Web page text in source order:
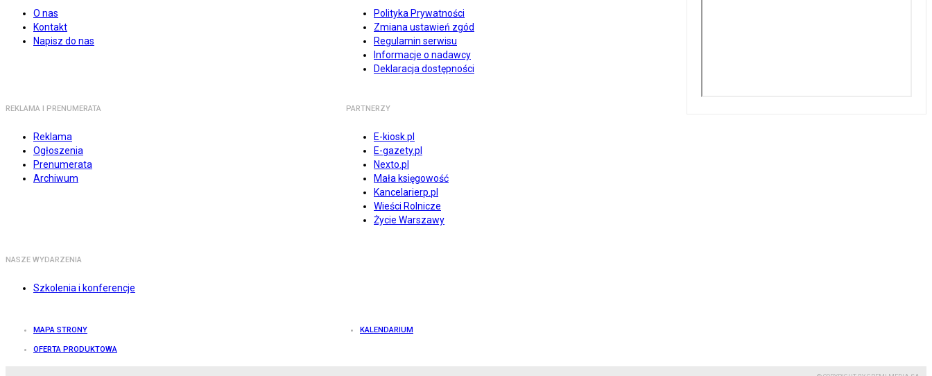
O nas
Kontakt
Napisz do nas
Polityka Prywatności
Zmiana ustawień zgód
Regulamin serwisu
Informacje o nadawcy
Deklaracja dostępności
REKLAMA I PRENUMERATA
Reklama
Ogłoszenia
Prenumerata
Archiwum
PARTNERZY
E-kiosk.pl
E-gazety.pl
Nexto.pl
Mała księgowość
Kancelarierp.pl
Wieści Rolnicze
Życie Warszawy
NASZE WYDARZENIA
Szkolenia i konferencje
MAPA STRONY KALENDARIUM
OFERTA PRODUKTOWA